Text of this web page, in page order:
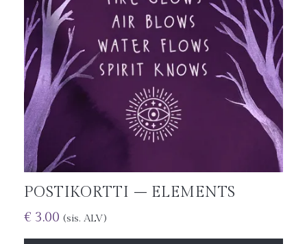
POSTIKORTTI – ELEMENTS
€ 3.00 (sis. ALV)